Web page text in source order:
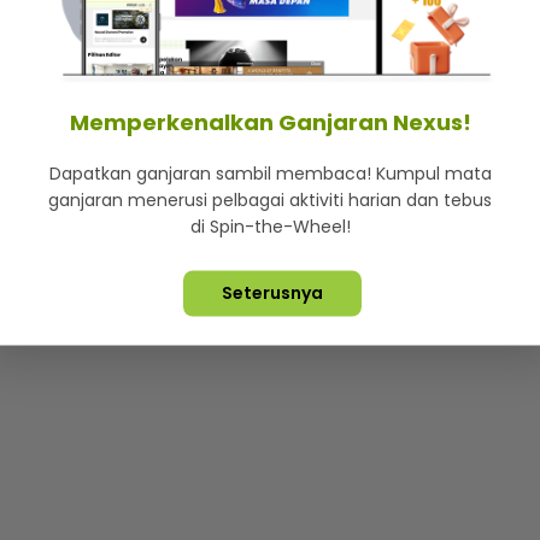
Lebih hot, viral dan sensasi
Terpelihara © 2026. Star Media Group Berhad [197101000523
Memperkenalkan Ganjaran Nexus!
Dapatkan ganjaran sambil membaca! Kumpul mata
ganjaran menerusi pelbagai aktiviti harian dan tebus
di Spin-the-Wheel!
Seterusnya